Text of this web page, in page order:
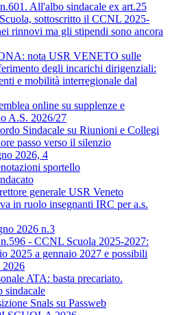
All'albo sindacale ex art.25
sottoscritto il CCNL 2025-
rinnovi ma gli stipendi sono ancora
nota USR VENETO sulle
degli incarichi dirigenziali:
e mobilità interregionale dal
online su supplenze e
A.S. 2026/27
Sindacale su Riunioni e Collegi
passo verso il silenzio
2026, 4
sportello
generale USR Veneto
in ruolo insegnanti IRC per a.s.
2026 n.3
- CCNL Scuola 2025-2027:
2025 a gennaio 2027 e possibili
2026
ATA: basta precariato.
sindacale
Snals su Passweb